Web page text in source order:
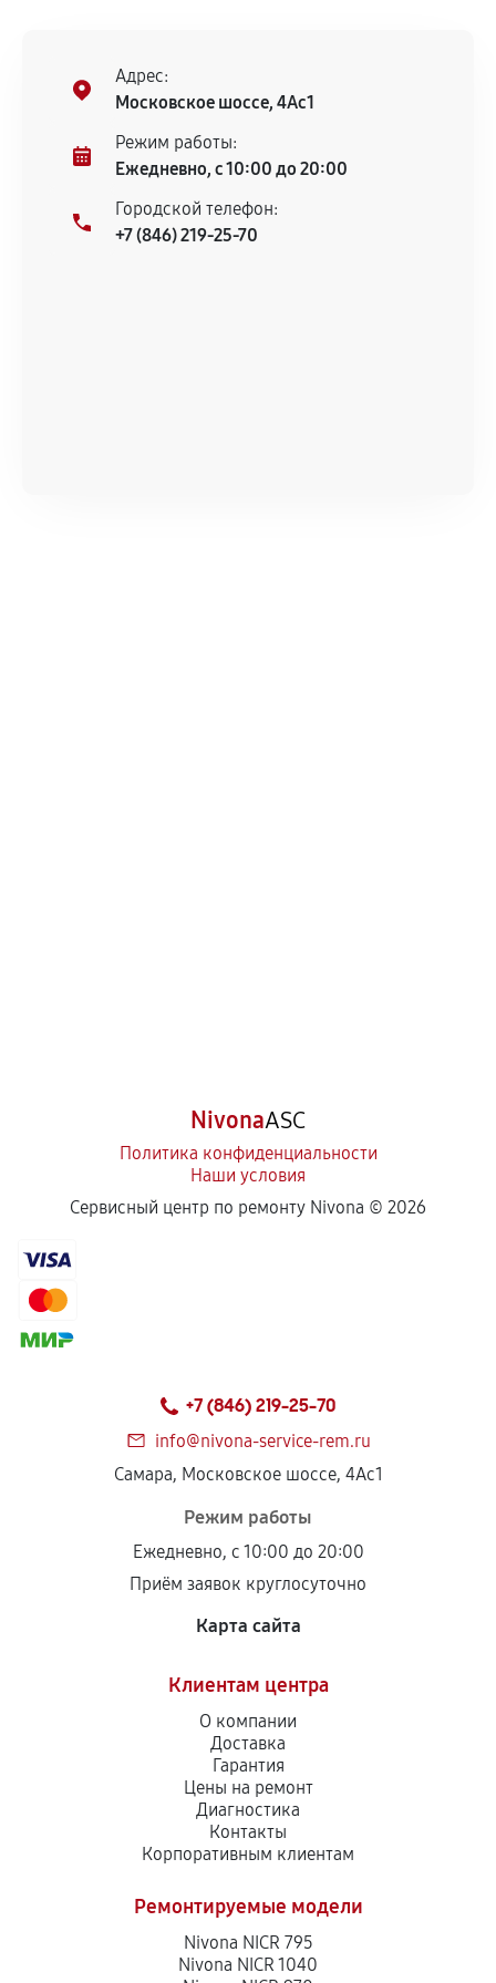
Адрес:
Московское шоссе, 4Ас1
Режим работы:
Ежедневно, с 10:00 до 20:00
Городской телефон:
+7 (846) 219-25-70
NivonaASC
Политика конфиденциальности
Наши условия
Сервисный центр по ремонту Nivona © 2026
+7 (846) 219-25-70
info@nivona-service-rem.ru
Самара, Московское шоссе, 4Ас1
Режим работы
Ежедневно, с 10:00 до 20:00
Приём заявок круглосуточно
Карта сайта
Клиентам центра
О компании
Доставка
Гарантия
Цены на ремонт
Диагностика
Контакты
Корпоративным клиентам
Ремонтируемые модели
Nivona NICR 795
Nivona NICR 1040